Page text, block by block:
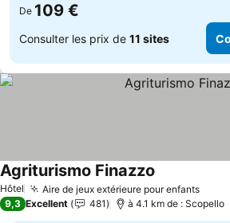
De 109 €
Consulter les prix de 11 sites
Hôtel Aire de jeux extérieure pour enfants
Agriturismo Finazzo
9,3 Excellent 481 à 4.1 km de : Scopello